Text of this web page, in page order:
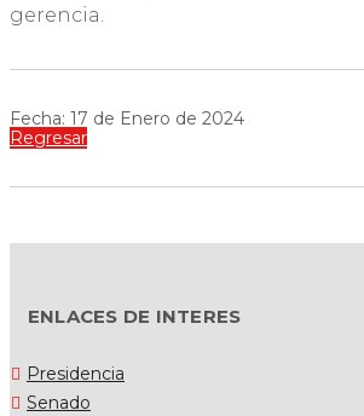
gerencia.
Fecha: 17 de Enero de 2024
Regresar
ENLACES DE INTERES
Presidencia
Senado